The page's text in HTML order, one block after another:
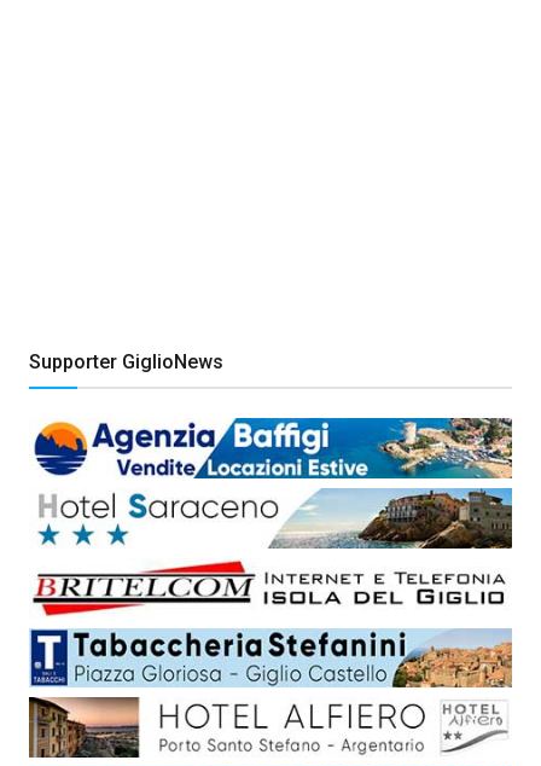
Supporter GiglioNews